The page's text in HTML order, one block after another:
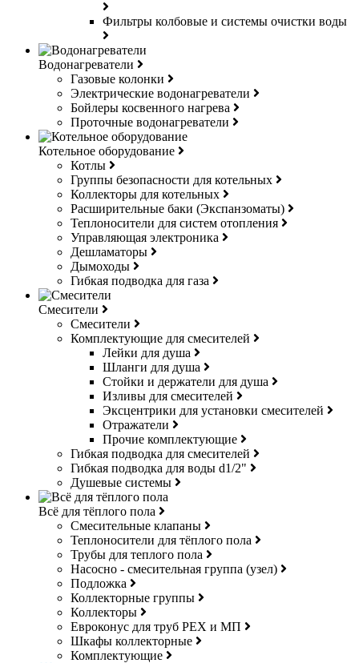
Фильтры колбовые и системы очистки воды
Водонагреватели
Газовые колонки
Электрические водонагреватели
Бойлеры косвенного нагрева
Проточные водонагреватели
Котельное оборудование
Котлы
Группы безопасности для котельных
Коллекторы для котельных
Расширительные баки (Экспанзоматы)
Теплоносители для систем отопления
Управляющая электроника
Дешламаторы
Дымоходы
Гибкая подводка для газа
Смесители
Смесители
Комплектующие для смесителей
Лейки для душа
Шланги для душа
Стойки и держатели для душа
Изливы для смесителей
Эксцентрики для установки смесителей
Отражатели
Прочие комплектующие
Гибкая подводка для смесителей
Гибкая подводка для воды d1/2"
Душевые системы
Всё для тёплого пола
Смесительные клапаны
Теплоносители для тёплого пола
Трубы для теплого пола
Насосно - смесительная группа (узел)
Подложка
Коллекторные группы
Коллекторы
Евроконус для труб РЕХ и МП
Шкафы коллекторные
Комплектующие